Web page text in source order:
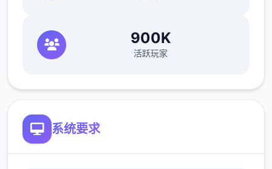
900K
活跃玩家
系统要求